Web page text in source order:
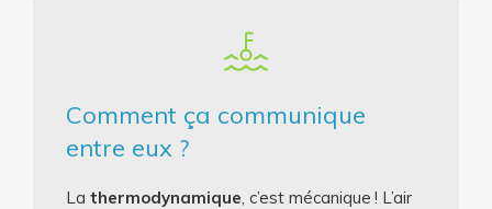
Comment ça communique
entre eux ?
La thermodynamique, c’est mécanique ! L’air